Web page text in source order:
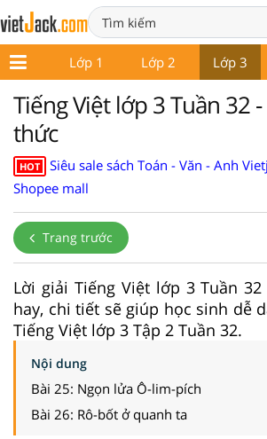
Lớp 1 Lớp 2 Lớp 3
Tiếng Việt lớp 3 Tuần 32
thức
HOT
Siêu sale sách Toán - Văn - Anh
Shopee mall
Trang trước
Lời giải Tiếng Việt lớp 3 Tuần
hay, chi tiết sẽ giúp học sinh dễ
Tiếng Việt lớp 3 Tập 2 Tuần 32.
Nội dung
Bài 25: Ngọn lửa Ô-lim-pích
Bài 26: Rô-bốt ở quanh ta